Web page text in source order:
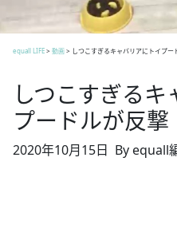
equall LIFE> 動画> しつこすぎるキャバリアにトイプー
しつこすぎる
プードルが反撃
2020年10月15日 By equall